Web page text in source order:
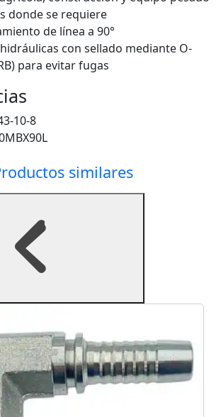
donde se requiere
de línea a 90°
con sellado mediante O-
para evitar fugas
10-8
similares